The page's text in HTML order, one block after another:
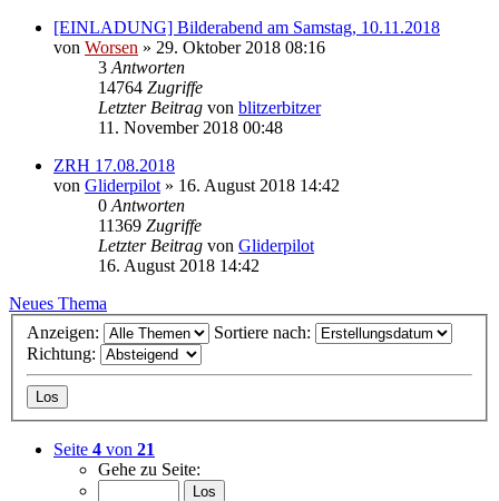
[EINLADUNG] Bilderabend am Samstag, 10.11.2018
von Worsen » 29. Oktober 2018 08:16
3 Antworten
14764 Zugriffe
Letzter Beitrag von blitzerbitzer
11. November 2018 00:48
ZRH 17.08.2018
von Gliderpilot » 16. August 2018 14:42
0 Antworten
11369 Zugriffe
Letzter Beitrag von Gliderpilot
16. August 2018 14:42
Neues Thema
Anzeigen:
Sortiere nach:
Richtung:
Seite 4 von 21
Gehe zu Seite: